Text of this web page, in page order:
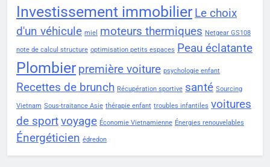
Investissement immobilier Le choix
d'un véhicule miel moteurs thermiques Netgear GS108
note de calcul structure optimisation petits espaces Peau éclatante
Plombier première voiture psychologie enfant
Recettes de brunch Récupération sportive santé Sourcing
Vietnam Sous-traitance Asie thérapie enfant troubles infantiles voitures
de sportvoyage Économie Vietnamienne Énergies renouvelables
Énergéticien édredon